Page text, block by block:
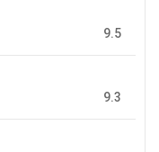
9.5
9.3